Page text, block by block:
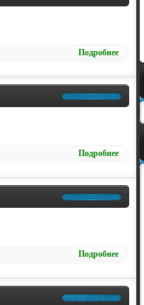
Подробнее
Подробнее
Подробнее